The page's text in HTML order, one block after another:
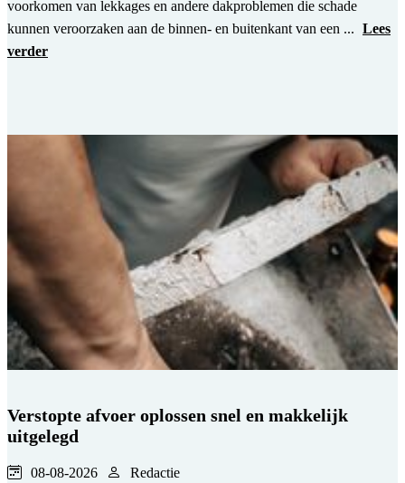
voorkomen van lekkages en andere dakproblemen die schade
kunnen veroorzaken aan de binnen- en buitenkant van een ... Lees
verder
Verstopte afvoer oplossen snel en makkelijk
uitgelegd
08-08-2026 Redactie